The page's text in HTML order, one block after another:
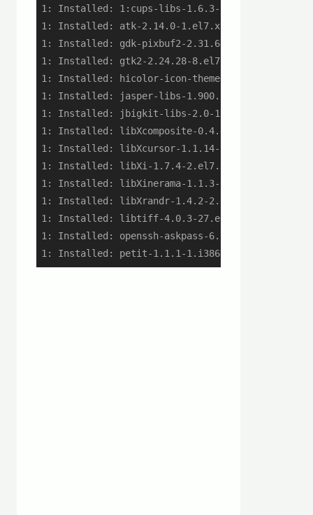
1: Installed: 1:cups-libs-1.6.3-26.el7.x86_64
1: Installed: atk-2.14.0-1.el7.x86_64
1: Installed: gdk-pixbuf2-2.31.6-3.el7.x86_64
1: Installed: gtk2-2.24.28-8.el7.x86_64
1: Installed: hicolor-icon-theme-0.12-
1: Installed: jasper-libs-1.900.1-
1: Installed: jbigkit-libs-2.0-11.el7.x86_64
1: Installed: libXcomposite-0.4.4-4.1.el7.x86_64
1: Installed: libXcursor-1.1.14-2.1.el7.x86_64
1: Installed: libXi-1.7.4-2.el7.x86_64
1: Installed: libXinerama-1.1.3-2.1.el7.x86_64
1: Installed: libXrandr-1.4.2-2.el7.x86_64
1: Installed: libtiff-4.0.3-27.el7_3.x86_64
1: Installed: openssh-askpass-6.6.1p1-
1: Installed: petit-1.1.1-1.i386